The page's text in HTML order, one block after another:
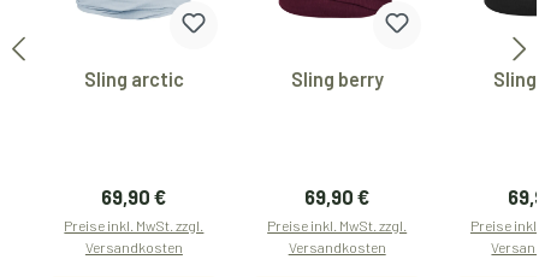
Sling arctic
Regulärer Preis:
69,90 €
Preise inkl. MwSt. zzgl.
Versandkosten
Sling berry
Regulärer Preis:
69,90 €
Preise inkl. MwSt. zzgl.
Versandkosten
Preise